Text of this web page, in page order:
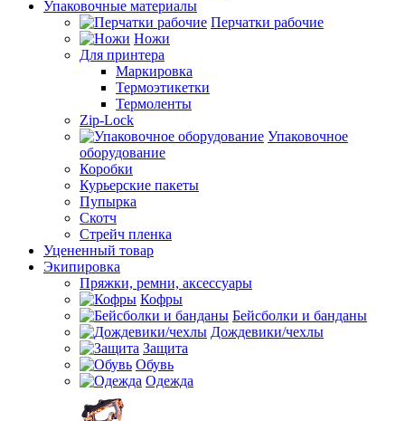
Упаковочные материалы
Перчатки рабочие
Ножи
Для принтера
Маркировка
Термоэтикетки
Термоленты
Zip-Lock
Упаковочное
оборудование
Коробки
Курьерские пакеты
Пупырка
Скотч
Стрейч пленка
Уцененный товар
Экипировка
Пряжки, ремни, аксессуары
Кофры
Бейсболки и банданы
Дождевики/чехлы
Защита
Обувь
Одежда